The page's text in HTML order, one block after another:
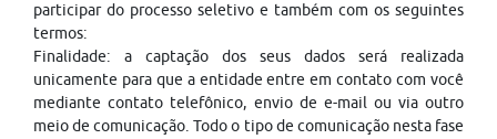
participar do processo seletivo e também com os seguintes
termos:
Finalidade: a captação dos seus dados será realizada
unicamente para que a entidade entre em contato com você
mediante contato telefônico, envio de e-mail ou via outro
meio de comunicação. Todo o tipo de comunicação nesta fase